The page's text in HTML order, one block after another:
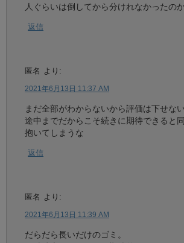
人ぐらいは倒してから分けれなかったの
返信
匿名 より:
2021年6月13日 11:37 AM
まだ全部がわからないから評価は下せな
途中までだからこそ続きに期待できると
抱いてしまうな
返信
匿名 より:
2021年6月13日 11:39 AM
だらだら長いだけのゴミ。